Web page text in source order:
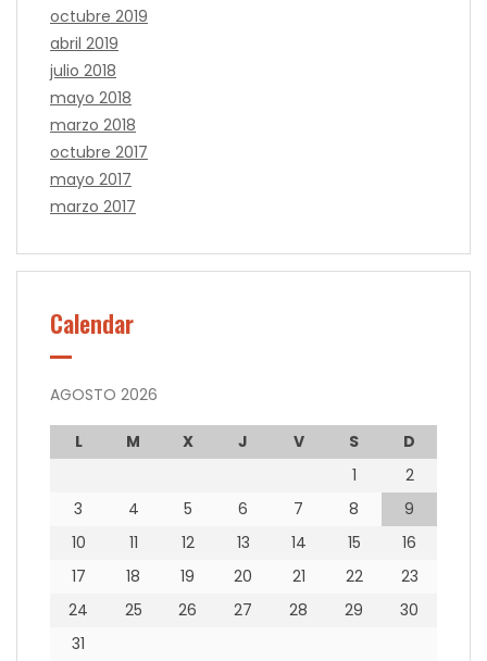
octubre 2019
abril 2019
julio 2018
mayo 2018
marzo 2018
octubre 2017
mayo 2017
marzo 2017
Calendar
AGOSTO 2026
L M X J V S
D
1
2
3
4 5 6 7 8
9
10
11 12 13 14 15
16
17
18 19 20 21 22
23
24
25 26 27 28 29
30
31